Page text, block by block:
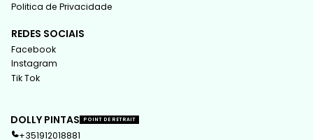
Politica de Privacidade
REDES SOCIAIS
Facebook
Instagram
Tik Tok
DOLLY PINTAS POINT DE RETRAIT
+351912018881